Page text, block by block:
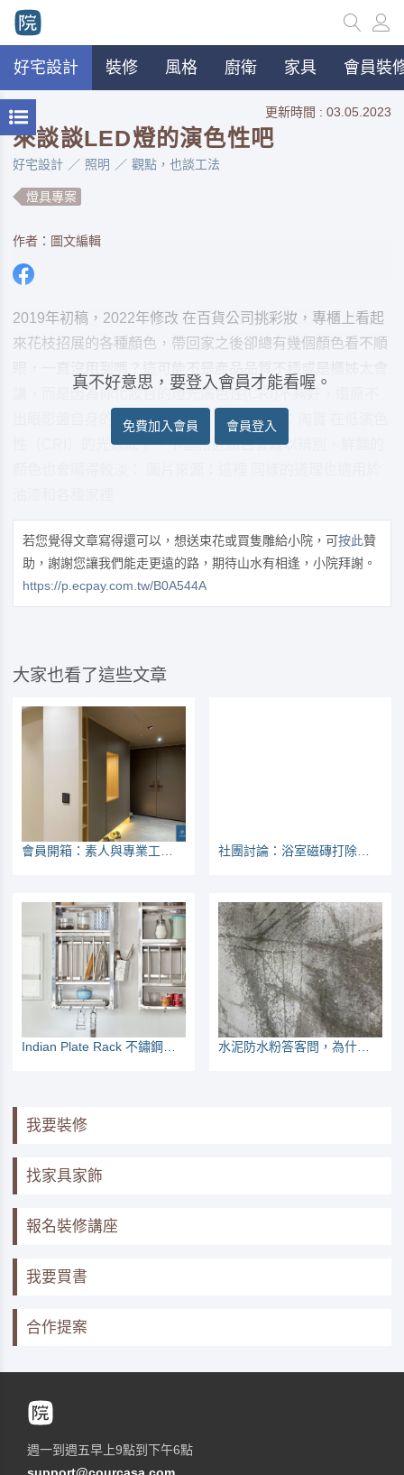
好宅設計 裝修 風格 廚衛 家具 會員裝
更新時間 : 03.05.2023
來談談LED燈的演色性吧
好宅設計 照明 觀點，也談工法
燈具專案
作者：圖文編輯
2019年初稿，2022年修改 在百貨公司挑彩妝，專櫃上看起
來花枝招展的各種顏色，帶回家之後卻總有幾個顏色看不順
講，而是因為你化妝台的燈光演色性(CRI)不夠好，還原不
出眼影盤自身的顏色！ 眼影盤，圖片來源：淘寶 在低演色
性（CRI）的光源底下，不但相近顏色會難以辨別，鮮豔的
真不好意思，要登入會員才能看喔。
免費加入會員 會員登入
若您覺得文章寫得還可以，想送束花或買隻雕給小院，可按此贊
助，謝謝您讓我們能走更遠的路，期待山水有相逢，小院拜謝。
https://p.ecpay.com.tw/B0A544A
大家也看了這些文章
我要裝修
找家具家飾
報名裝修講座
我要買書
合作提案
週一到週五早上9點到下午6點